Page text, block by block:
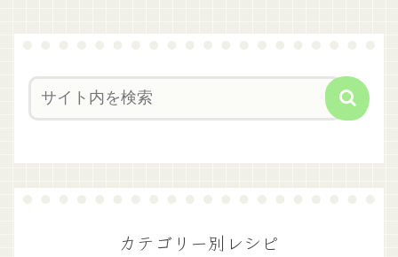
カテゴリー別レシピ